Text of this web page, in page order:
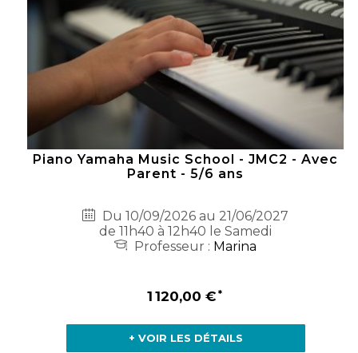
Piano Yamaha Music School - JMC2 - Avec
Parent - 5/6 ans
Du 10/09/2026 au 21/06/2027
de 11h40 à 12h40 le Samedi
Professeur : Marina
1 120,00 €
+ VOIR LES DÉTAILS